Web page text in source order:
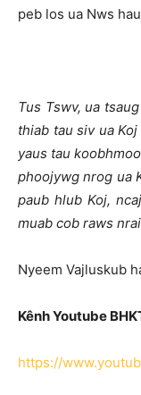
peb los ua Nws
Tus Tswv, ua
thiab tau siv ua
yaus tau
phoojywg nrog ua
paub hlub Koj,
muab cob raws
Nyeem Vajluskub
Kênh Youtube
https://